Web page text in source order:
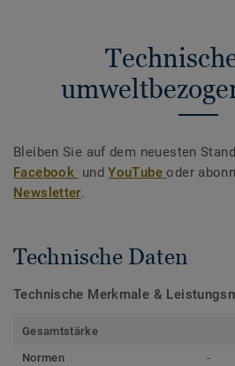
Bleiben Sie auf dem neuesten
Facebook undYouTubeoder
Newsletter.
Technische Daten
Technische Merkmale &
Gesamtstärke
Normen
-